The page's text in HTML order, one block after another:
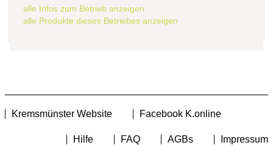
alle Infos zum Betrieb anzeigen
alle Produkte dieses Betriebes anzeigen
Kremsmünster Website Facebook K.online
Hilfe FAQ AGBs Impressum